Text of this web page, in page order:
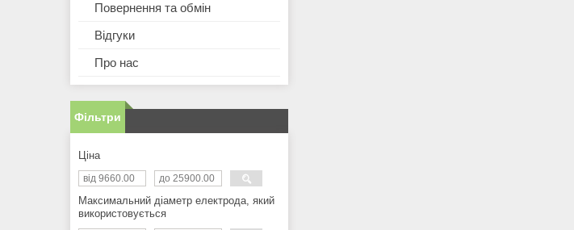
Повернення та обмін
Відгуки
Про нас
Фільтри
Ціна
Максимальний діаметр електрода, який
використовується